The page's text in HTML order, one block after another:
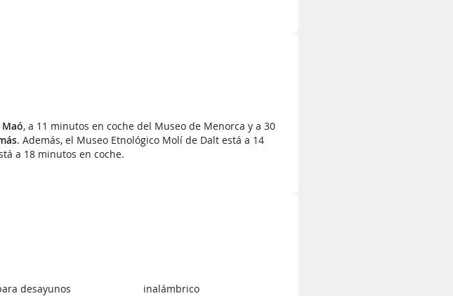
, a 11 minutos en coche del Museo de Menorca y a 30
. Además, el Museo Etnológico Molí de Dalt está a 14
a 18 minutos en coche.
desayunos
inalámbrico